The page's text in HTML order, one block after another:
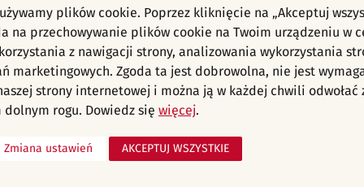
do sypialni
kuchenne
łazienkowe
na schody
na taras
komercyjne
Płytki ścienne
Płytki cegiełki
Płytki drewnopodobne
Płytki heksagonalne
Płytki jodełka
Płytki kamienne
Płytki kolorowe
Płytki
Płytki we
KAFELKI - PŁYTKI PODŁOGOWE, SZARE
plików cookie. Poprzez kliknięcie na „Akceptuj
na przechowywanie plików cookie na Twoim urządzeniu w
z nawigacji strony, analizowania wykorzystania
marketingowych. Zgoda ta jest dobrowolna, nie jest
strony internetowej i można ją w każdej chwili odwołać
dolnym rogu. Dowiedz się więcej.
Zmiana ustawień AKCEPTUJ WSZYSTKIE